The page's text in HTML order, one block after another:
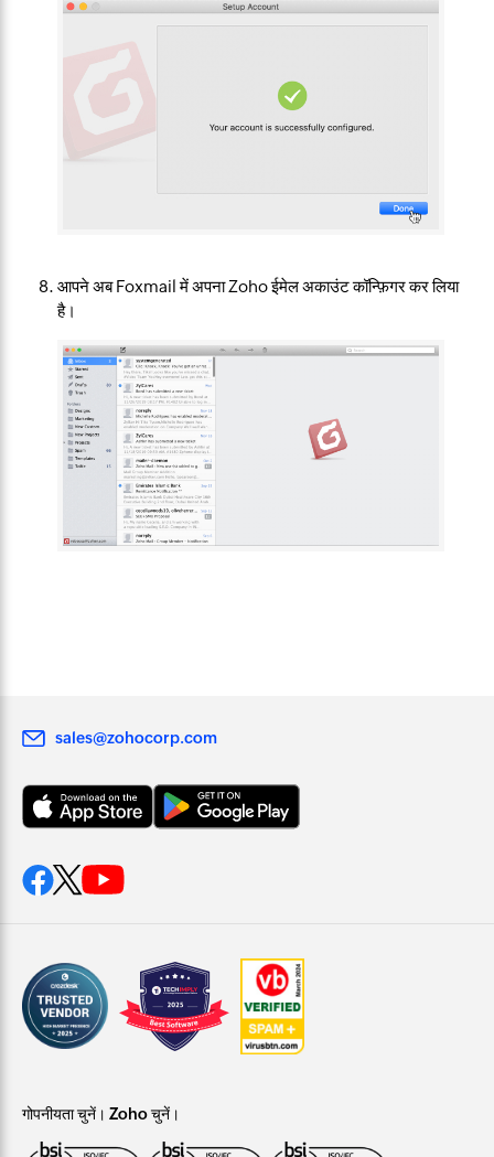
आपने अब Foxmail में अपना Zoho ईमेल अकाउंट कॉन्फ़िगर कर लिया
है।
sales@zohocorp.com
गोपनीयता चुनें। Zoho चुनें।